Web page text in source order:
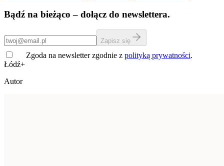
Bądź na bieżąco – dołącz do newslettera.
Zapisz się
Zgoda na newsletter zgodnie z polityką prywatności.
Łódź+
Autor